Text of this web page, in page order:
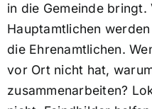
in die Gemeinde
Hauptamtlichen
die Ehrenamtlichen.
vor Ort nicht hat,
zusammenarbeiten?